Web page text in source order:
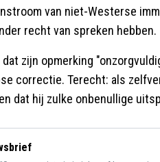
van niet-Westerse
recht van spreken hebben.
zijn opmerking
correctie. Terecht: als
dat hij zulke onbenullige